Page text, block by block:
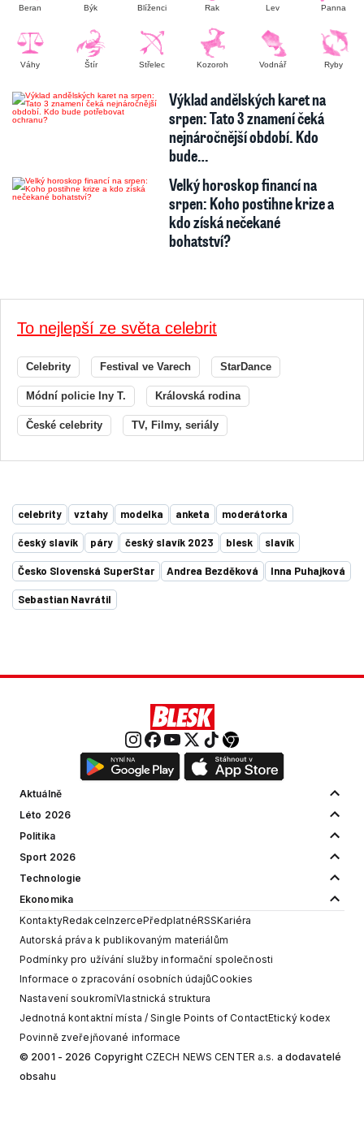
Beran Býk Blíženci Rak Lev Panna
Váhy Štír Střelec Kozoroh Vodnář Ryby
Výklad andělských karet na
srpen: Tato 3 znamení čeká
nejnáročnější období. Kdo
bude…
Velký horoskop financí na
srpen: Koho postihne krize a
kdo získá nečekané
bohatství?
To nejlepší ze světa celebrit
Celebrity Festival ve Varech StarDance
Módní policie Iny T. Královská rodina
České celebrity TV, Filmy, seriály
celebrity vztahy modelka anketa moderátorka
český slavík páry český slavík 2023 blesk slavík
Česko Slovenská SuperStar Andrea Bezděková Inna Puhajková
Sebastian Navrátil
Aktuálně
Léto 2026
Politika
Sport 2026
Technologie
Ekonomika
KontaktyRedakceInzercePředplatnéRSSKariéra
Autorská práva k publikovaným materiálům
Podmínky pro užívání služby informační společnosti
Informace o zpracování osobních údajůCookies
Nastavení soukromíVlastnická struktura
Jednotná kontaktní místa / Single Points of ContactEtický kodex
Povinně zveřejňované informace
© 2001 - 2026 Copyright CZECH NEWS CENTER a.s. a dodavatelé
obsahu